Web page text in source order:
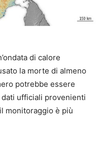
di calore
la morte di almeno
potrebbe essere
ufficiali provenienti
monitoraggio è più